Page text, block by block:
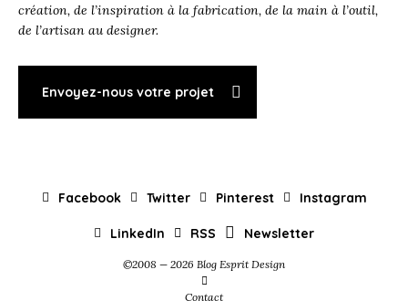
création, de l’inspiration à la fabrication, de la main à l’outil,
de l’artisan au designer.
Envoyez-nous votre projet
Facebook Twitter Pinterest Instagram
LinkedIn RSS Newsletter
©2008 — 2026 Blog Esprit Design
Contact